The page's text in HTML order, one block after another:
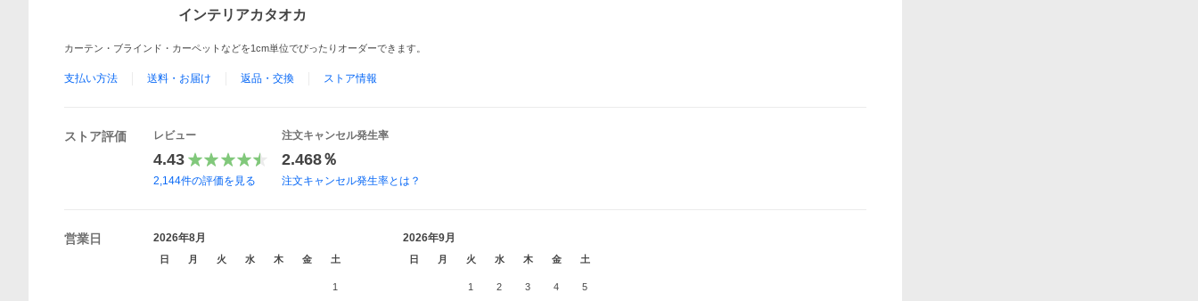
インテリアカタオカ
カーテン・ブラインド・カーペットなどを1cm単位でぴったりオーダーできます。
支払い方法 送料・お届け 返品・交換 ストア情報
ストア評価 レビュー
4.43
2,144件の評価を見る
注文キャンセル発生率
2.468％
注文キャンセル発生率とは？
営業日 2026年8月
日 月 火 水 木 金 土
1
2026年9月
日 月 火 水 木 金 土
1 2 3 4 5